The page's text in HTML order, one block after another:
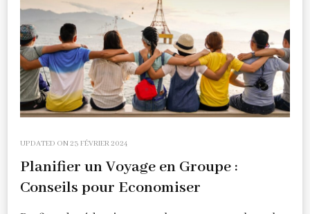
UPDATED ON23 FÉVRIER 2024
Planifier un Voyage en Groupe :
Conseils pour Economiser